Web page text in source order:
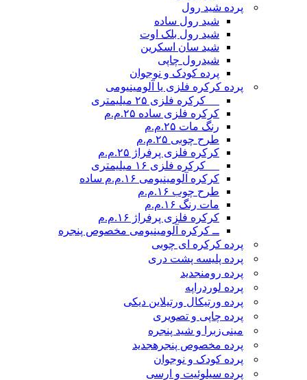
پرده شید رول
شید رول ساده
شید رول بلک اوت
شید سان اسکرین
شیدرول چاپی
پرده کودک و نوجوان
پرده کرکره فلزی یا آلومینیومی
__ کرکره فلزی ۲۵ میلیمتری
کرکره فلزی ساده ۲۵.م.م
رنگ مات ۲۵.م.م
طرح چوبی ۲۵.م.م
کرکره فلزی پرفراژ ۲۵.م.م
__ کرکره فلزی ۱۶ میلیمتری
کرکره آلومینیومی ۱۶.م.م ساده
طرح چوب ۱۶.م.م
مات رنگ ۱۶.م.م
کرکره فلزی پرفراژ ۱۶.م.م
ــ کرکره آلومینیومی مخصوص پنجره
پرده کرکره ای چوبی
پرده پلیسه پشت دری
پرده رومنجدید
پرده لوردراپه
پرده ورتیکال ورتیلاین دیکی
پرده چاپی و تصویری
مینی‌زبرا و شید پنجره
پرده مخصوص پنجرهجدید
پرده کودک و نوجوان
پرده سیلوئیت و ارسی